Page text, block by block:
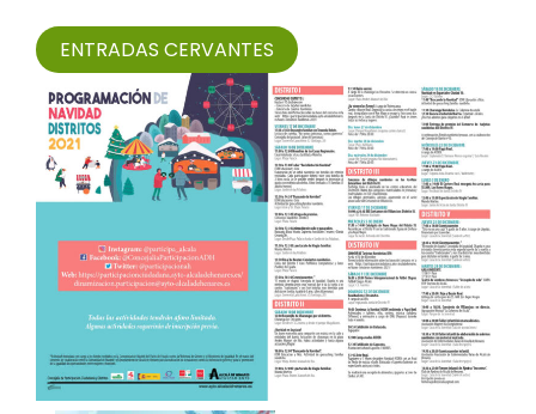
ENTRADAS CERVANTES